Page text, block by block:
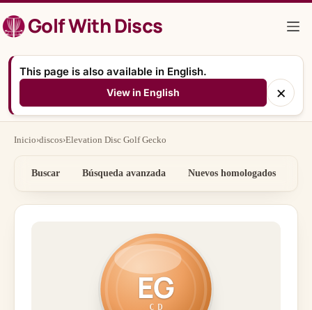
al
contenidoGolf With Discs
This page is also available in English.
View in English ×
Inicio›discos›Elevation Disc Golf Gecko
Buscar Búsqueda avanzada Nuevos homologados
EG
CD